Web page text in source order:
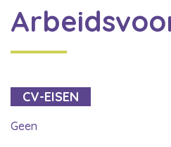
CV-EISEN
Geen